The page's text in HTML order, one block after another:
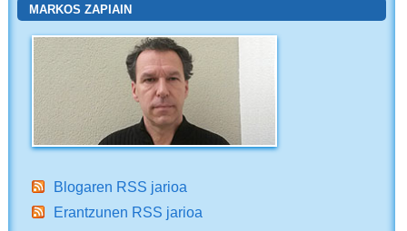
MARKOS ZAPIAIN
Blogaren RSS jarioa
Erantzunen RSS jarioa